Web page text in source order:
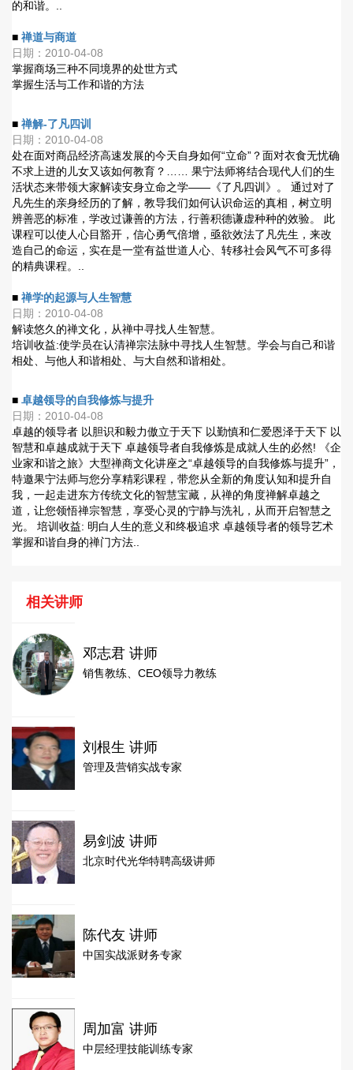
的和谐。..
■ 禅道与商道
日期：2010-04-08
掌握商场三种不同境界的处世方式
掌握生活与工作和谐的方法
■ 禅解-了凡四训
日期：2010-04-08
处在面对商品经济高速发展的今天自身如何“立命”？面对衣食无忧确
不求上进的儿女又该如何教育？…… 果宁法师将结合现代人们的生
活状态来带领大家解读安身立命之学――《了凡四训》。 通过对了
凡先生的亲身经历的了解，教导我们如何认识命运的真相，树立明
辨善恶的标准，学改过谦善的方法，行善积德谦虚种种的效验。 此
课程可以使人心目豁开，信心勇气倍增，亟欲效法了凡先生，来改
造自己的命运，实在是一堂有益世道人心、转移社会风气不可多得
的精典课程。..
■ 禅学的起源与人生智慧
日期：2010-04-08
解读悠久的禅文化，从禅中寻找人生智慧。
培训收益:使学员在认清禅宗法脉中寻找人生智慧。学会与自己和谐
相处、与他人和谐相处、与大自然和谐相处。
■ 卓越领导的自我修炼与提升
日期：2010-04-08
卓越的领导者 以胆识和毅力傲立于天下 以勤慎和仁爱恩泽于天下 以
智慧和卓越成就于天下 卓越领导者自我修炼是成就人生的必然! 《企
业家和谐之旅》大型禅商文化讲座之“卓越领导的自我修炼与提升”，
特邀果宁法师与您分享精彩课程，带您从全新的角度认知和提升自
我，一起走进东方传统文化的智慧宝藏，从禅的角度禅解卓越之
道，让您领悟禅宗智慧，享受心灵的宁静与洗礼，从而开启智慧之
光。 培训收益: 明白人生的意义和终极追求 卓越领导者的领导艺术
掌握和谐自身的禅门方法..
相关讲师
邓志君 讲师
销售教练、CEO领导力教练
刘根生 讲师
管理及营销实战专家
易剑波 讲师
北京时代光华特聘高级讲师
陈代友 讲师
中国实战派财务专家
周加富 讲师
中层经理技能训练专家